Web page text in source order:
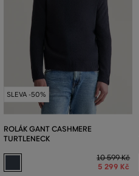
SLEVA -50%
ROLÁK GANT CASHMERE
TURTLENECK
10 599 Kč
5 299 Kč